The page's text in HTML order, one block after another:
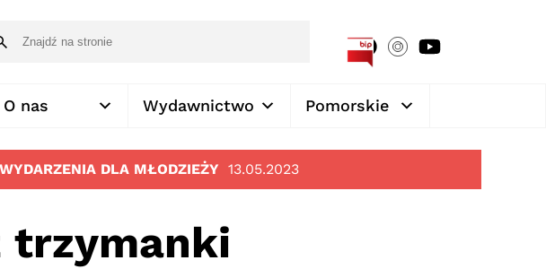
O nas Wydawnictwo Pomorskie
WYDARZENIA DLA MŁODZIEŻY 13.05.2023
trzymanki